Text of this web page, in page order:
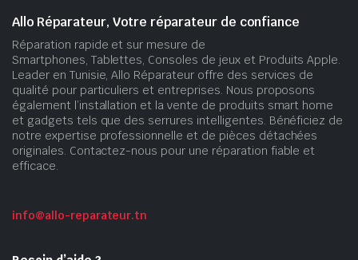
Allo Réparateur, Votre réparateur de confiance
Réparation rapide et sur mesure de
Smartphones, Tablettes, Consoles de jeux et Produits Apple.
Leader en Tunisie, Allo Réparateur offre des services de
qualité pour particuliers et entreprises. Nous proposons
également l’installation et la vente de produits smart home
et gadgets tels que des serrures intelligentes. Bénéficiez de
notre expertise professionnelle et de pièces détachées
originales. Contactez-nous pour une réparation fiable et
efficace.
info@allo-reparateur.tn